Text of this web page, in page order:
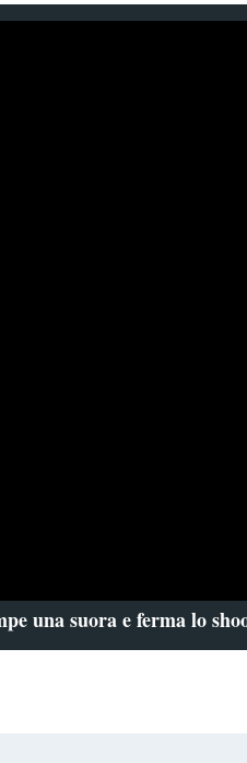
una suora e ferma lo